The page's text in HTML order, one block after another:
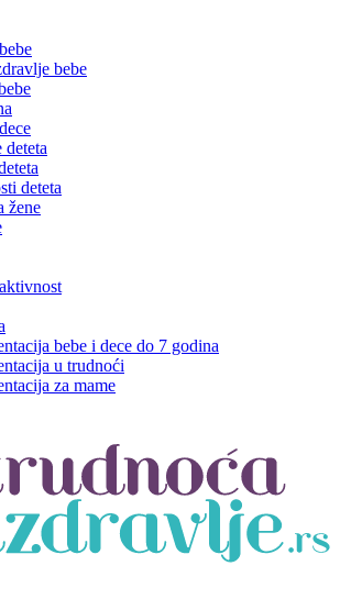
bebe
deteta
žene
bebe i dece do 7 godina
u trudnoći
za mame